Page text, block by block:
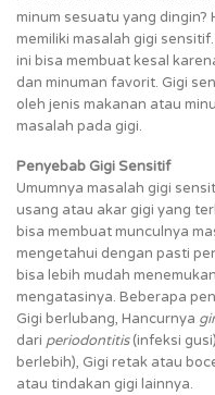
minum sesuatu yang dingin?
memiliki masalah gigi
ini bisa membuat kesal
dan minuman favorit. Gigi
oleh jenis makanan atau
masalah pada gigi.
Penyebab Gigi Sensitif
Umumnya masalah gigi
usang atau akar gigi yang
bisa membuat munculnya
mengetahui dengan pasti
bisa lebih mudah
mengatasinya. Beberapa
Gigi berlubang, Hancurnya
dari periodontitis(infeksi
berlebih), Gigi retak atau
atau tindakan gigi lainnya.